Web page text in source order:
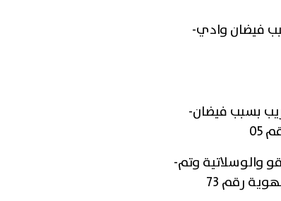
-فيضان وادي
-والكريب بسبب فيضان
05
-برقو والوسلاتية وتم